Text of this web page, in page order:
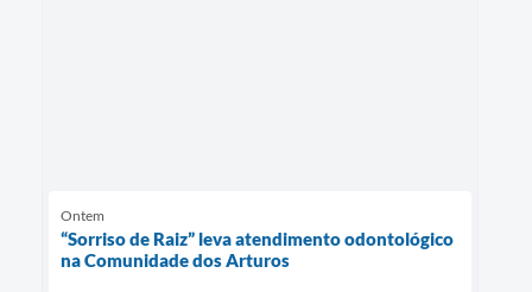
Ontem
“Sorriso de Raiz” leva atendimento odontológico
na Comunidade dos Arturos